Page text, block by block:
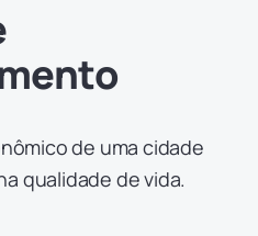
de uma cidade
qualidade de vida.